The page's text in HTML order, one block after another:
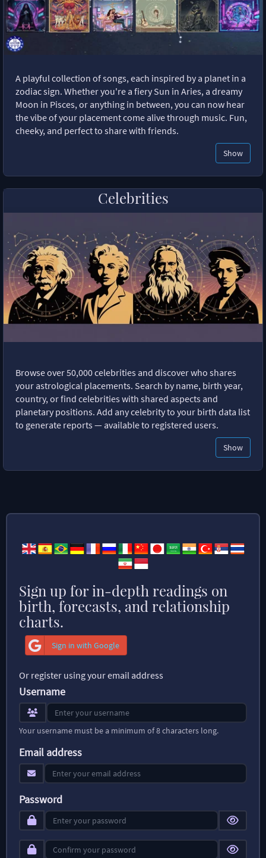
A playful collection of songs, each inspired by a planet in a
zodiac sign. Whether you're a fiery Sun in Aries, a dreamy
Moon in Pisces, or anything in between, you can now hear
the vibe of your placement come alive through music. Fun,
cheeky, and perfect to share with friends.
Show
Celebrities
Browse over 50,000 celebrities and discover who shares
your astrological placements. Search by name, birth year,
country, or find celebrities with shared aspects and
planetary positions. Add any celebrity to your birth data list
to generate reports — available to registered users.
Show
Sign up for in-depth readings on
birth, forecasts, and relationship
charts.
Sign in with Google
Or register using your email address
Username
Your username must be a minimum of 8 characters long.
Email address
Password